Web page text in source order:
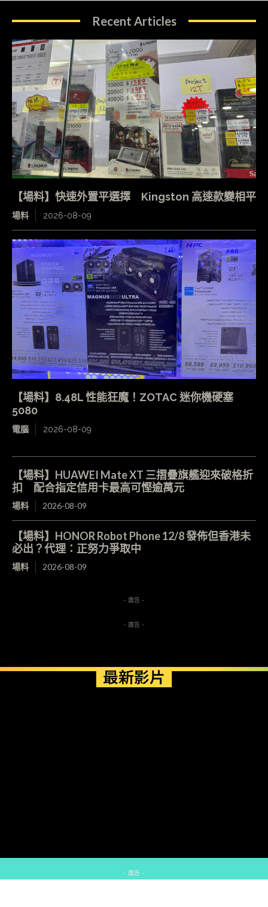
Recent Articles
【場料】快速外置平選擇 Kingston 高速款變相平
場料 2026-08-09
【場料】8.48L 性能狂魔！ZOTAC 迷你機硬塞
5080
電腦 2026-08-09
【場料】HUAWEI Mate XT 三摺疊旗艦迎來破格折
扣 配合指定信用卡最高可慳逾萬元
場料 2026-08-09
【場料】HONOR Robot Phone 12/8 發佈但香港未
必出？代理：正努力爭取中
場料 2026-08-09
- 廣告 -
- 廣告 -
最新影片
- 廣告 -